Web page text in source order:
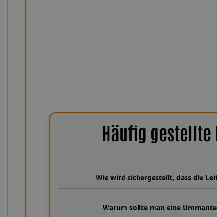
Häufig gestellte
Wie wird sichergestellt, dass die
genau auf Fahrzeugparameter wie HSN 1844, TSN AKK
Warum sollte man eine